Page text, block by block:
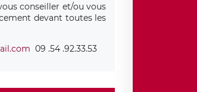
conseiller et/ou vous
devant toutes les
09 .54 .92.33.53